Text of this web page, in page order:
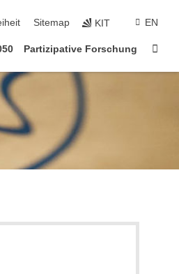
Sitemap KIT EN
Partizipative Forschung